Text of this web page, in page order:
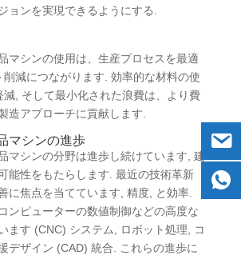
ョンを実現できるようにする.
マシンの使用は、生産プロセスを最適
減につながります. 効率的な材料の使
減, そして最小化された浪費は、より費
造アプローチに貢献します.
マシンの進歩
マシンの分野は進歩し続けています, 建
能性をもたらします. 最近の技術革新
に焦点を当てています, 精度, と効率.
ンピューターの数値制御などの高度な
ます (CNC) システム, ロボット処理, コ
デザイン (CAD) 統合. これらの進歩に